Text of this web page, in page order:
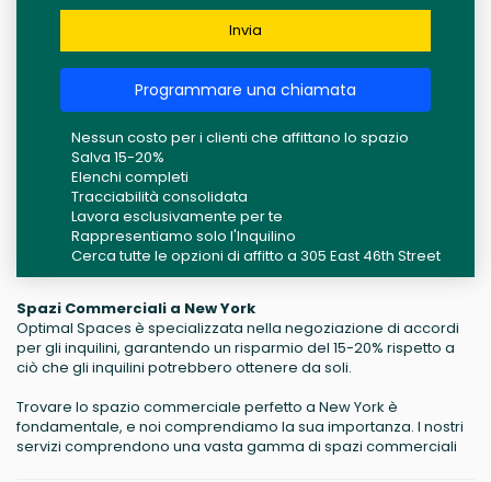
Invia
Programmare una chiamata
Nessun costo per i clienti che affittano lo spazio
Salva 15-20%
Elenchi completi
Tracciabilità consolidata
Lavora esclusivamente per te
Rappresentiamo solo l'Inquilino
Cerca tutte le opzioni di affitto a 305 East 46th Street
Spazi Commerciali a New York
Optimal Spaces è specializzata nella negoziazione di accordi
per gli inquilini, garantendo un risparmio del 15-20% rispetto a
ciò che gli inquilini potrebbero ottenere da soli.
Trovare lo spazio commerciale perfetto a New York è
fondamentale, e noi comprendiamo la sua importanza. I nostri
servizi comprendono una vasta gamma di spazi commerciali